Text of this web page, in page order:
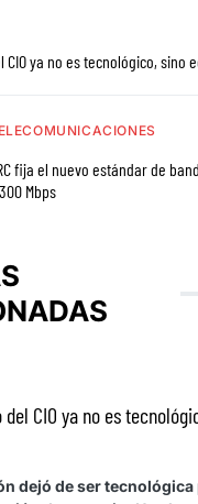
CIO ya no es tecnológico, sino
fija el nuevo estándar de
Mbps
CIO ya no es
dejó de ser